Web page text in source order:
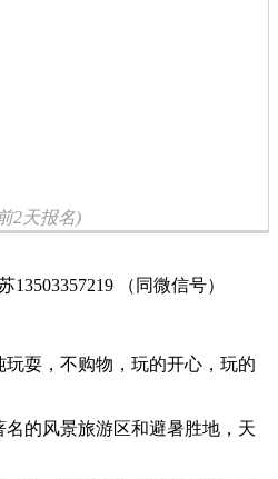
2天报名)
（同微信号）
玩耍，不购物，玩的开心，玩的
名的风景旅游区和避暑胜地，天